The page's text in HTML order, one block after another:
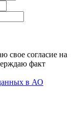
свое согласие на
факт
в АО